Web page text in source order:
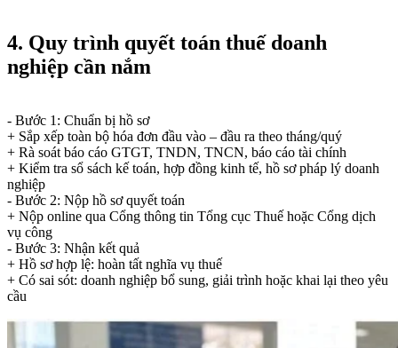
4. Quy trình quyết toán thuế doanh
nghiệp cần nắm
- Bước 1: Chuẩn bị hồ sơ
+ Sắp xếp toàn bộ hóa đơn đầu vào – đầu ra theo tháng/quý
+ Rà soát báo cáo GTGT, TNDN, TNCN, báo cáo tài chính
+ Kiểm tra sổ sách kế toán, hợp đồng kinh tế, hồ sơ pháp lý doanh
nghiệp
- Bước 2: Nộp hồ sơ quyết toán
+ Nộp online qua Cổng thông tin Tổng cục Thuế hoặc Cổng dịch
vụ công
- Bước 3: Nhận kết quả
+ Hồ sơ hợp lệ: hoàn tất nghĩa vụ thuế
+ Có sai sót: doanh nghiệp bổ sung, giải trình hoặc khai lại theo yêu
cầu